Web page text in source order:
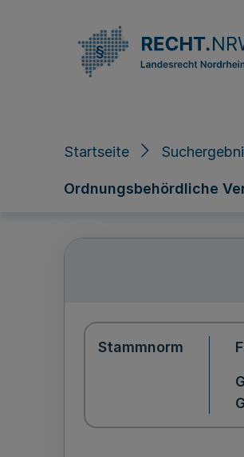
Startseite
Ordnungsbehördliche
Stammnorm